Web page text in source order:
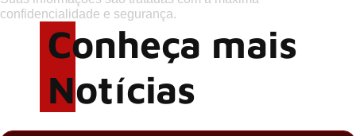
confidencialidade e segurança.
Conheça mais
Notícias